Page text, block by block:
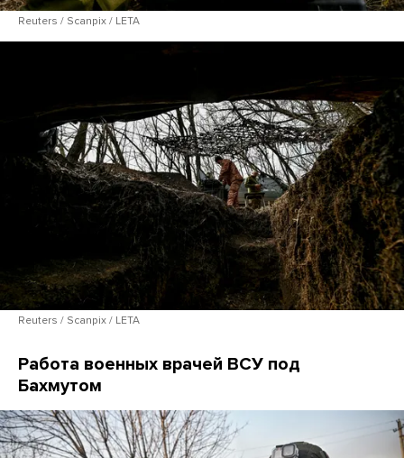
Reuters / Scanpix / LETA
Reuters / Scanpix / LETA
Работа военных врачей ВСУ под
Бахмутом